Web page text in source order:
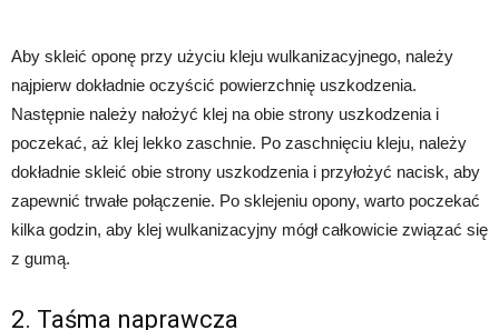
Aby skleić oponę przy użyciu kleju wulkanizacyjnego, należy
najpierw dokładnie oczyścić powierzchnię uszkodzenia.
Następnie należy nałożyć klej na obie strony uszkodzenia i
poczekać, aż klej lekko zaschnie. Po zaschnięciu kleju, należy
dokładnie skleić obie strony uszkodzenia i przyłożyć nacisk, aby
zapewnić trwałe połączenie. Po sklejeniu opony, warto poczekać
kilka godzin, aby klej wulkanizacyjny mógł całkowicie związać się
z gumą.
2. Taśma naprawcza